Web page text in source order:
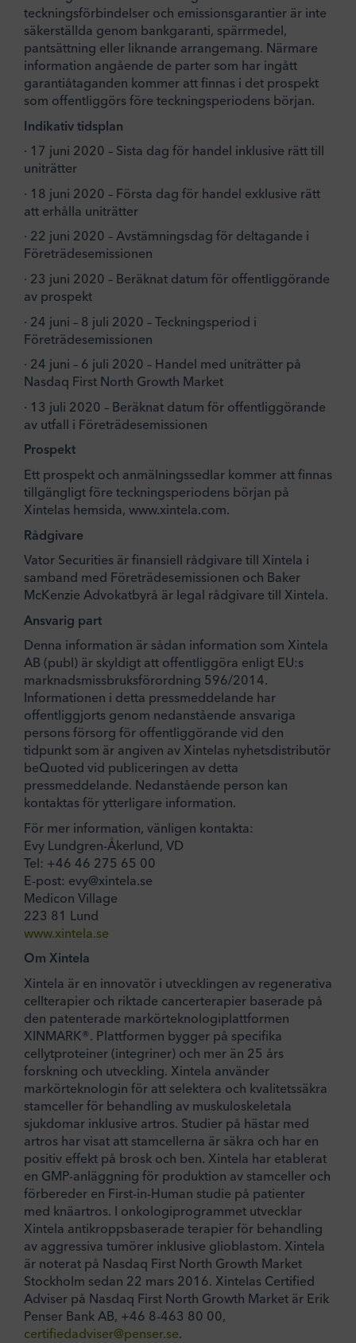
teckningsförbindelser och emissionsgarantier är inte
säkerställda genom bankgaranti, spärrmedel,
pantsättning eller liknande arrangemang. Närmare
information angående de parter som har ingått
garantiåtaganden kommer att finnas i det prospekt
som offentliggörs före teckningsperiodens början.
Indikativ tidsplan
· 17 juni 2020 – Sista dag för handel inklusive rätt till
uniträtter
· 18 juni 2020 – Första dag för handel exklusive rätt
att erhålla uniträtter
· 22 juni 2020 – Avstämningsdag för deltagande i
Företrädesemissionen
· 23 juni 2020 – Beräknat datum för offentliggörande
av prospekt
· 24 juni – 8 juli 2020 – Teckningsperiod i
Företrädesemissionen
· 24 juni – 6 juli 2020 – Handel med uniträtter på
Nasdaq First North Growth Market
· 13 juli 2020 – Beräknat datum för offentliggörande
av utfall i Företrädesemissionen
Prospekt
Ett prospekt och anmälningssedlar kommer att finnas
tillgängligt före teckningsperiodens början på
Xintelas hemsida, www.xintela.com.
Rådgivare
Vator Securities är finansiell rådgivare till Xintela i
samband med Företrädesemissionen och Baker
McKenzie Advokatbyrå är legal rådgivare till Xintela.
Ansvarig part
Denna information är sådan information som Xintela
AB (publ) är skyldigt att offentliggöra enligt EU:s
marknadsmissbruksförordning 596/2014.
Informationen i detta pressmeddelande har
offentliggjorts genom nedanstående ansvariga
persons försorg för offentliggörande vid den
tidpunkt som är angiven av Xintelas nyhetsdistributör
beQuoted vid publiceringen av detta
pressmeddelande. Nedanstående person kan
kontaktas för ytterligare information.
För mer information, vänligen kontakta:
Evy Lundgren-Åkerlund, VD
Tel: +46 46 275 65 00
E-post: evy@xintela.se
Medicon Village
223 81 Lund
www.xintela.se
Om Xintela
Xintela är en innovatör i utvecklingen av regenerativa
cellterapier och riktade cancerterapier baserade på
den patenterade markörteknologiplattformen
XINMARK®. Plattformen bygger på specifika
cellytproteiner (integriner) och mer än 25 års
forskning och utveckling. Xintela använder
markörteknologin för att selektera och kvalitetssäkra
stamceller för behandling av muskuloskeletala
sjukdomar inklusive artros. Studier på hästar med
artros har visat att stamcellerna är säkra och har en
positiv effekt på brosk och ben. Xintela har etablerat
en GMP-anläggning för produktion av stamceller och
förbereder en First-in-Human studie på patienter
med knäartros. I onkologiprogrammet utvecklar
Xintela antikroppsbaserade terapier för behandling
av aggressiva tumörer inklusive glioblastom. Xintela
är noterat på Nasdaq First North Growth Market
Stockholm sedan 22 mars 2016. Xintelas Certified
Adviser på Nasdaq First North Growth Market är Erik
Penser Bank AB, +46 8-463 80 00,
certifiedadviser@penser.se.